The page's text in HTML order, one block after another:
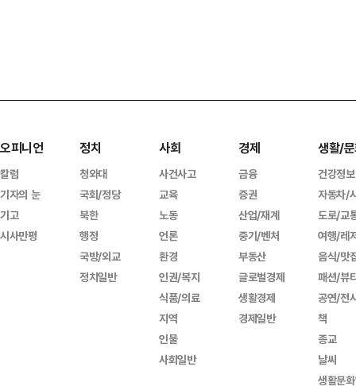
오피니언
칼럼
기자의 눈
기고
시사만평
정치
청와대
국회/정당
북한
행정
국방/외교
정치일반
사회
사건사고
교육
노동
언론
환경
인권/복지
식품/의료
지역
인물
사회일반
경제
금융
증권
산업/재계
중기/벤처
부동산
글로벌경제
생활경제
경제일반
생활/
건강정보
자동차/
도로/교
여행/레
음식/맛
패션/뷰
공연/전
책
종교
날씨
생활문